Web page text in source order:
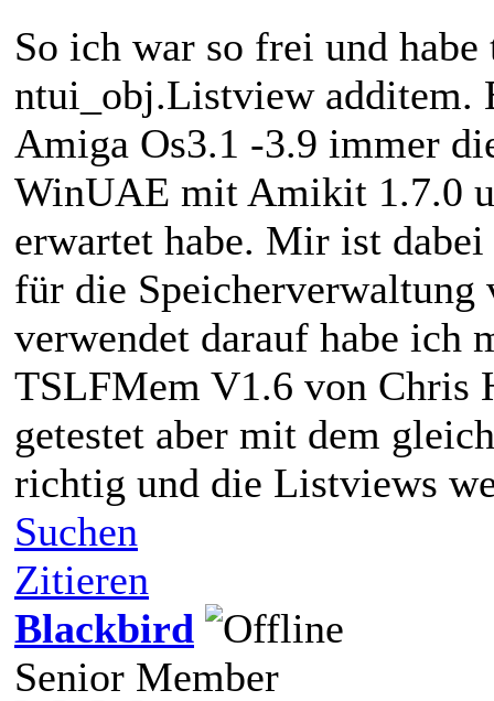
So ich war so frei und
ntui_obj.Listview additem.
Amiga Os3.1 -3.9 immer
WinUAE mit Amikit 1.7.0
erwartet habe. Mir ist
für die
verwendet darauf habe ich
TSLFMem V1.6 von Chris
getestet aber mit dem
richtig und die Listviews
Suchen
Zitieren
Blackbird
Senior Member